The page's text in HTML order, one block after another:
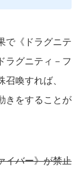
で《ドラグニテ
ラグニティ－フ
喚すれば、
きをすることが
イバー》が禁止